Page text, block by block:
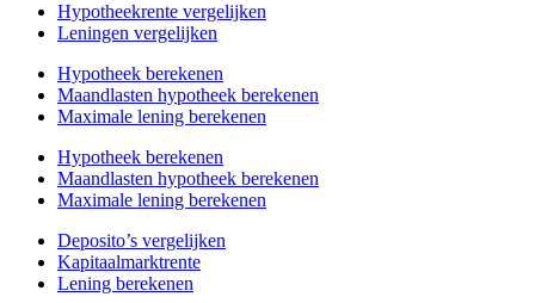
Hypotheekrente vergelijken
Leningen vergelijken
Hypotheek berekenen
Maandlasten hypotheek berekenen
Maximale lening berekenen
Hypotheek berekenen
Maandlasten hypotheek berekenen
Maximale lening berekenen
Deposito’s vergelijken
Kapitaalmarktrente
Lening berekenen